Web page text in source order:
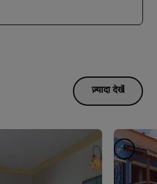
ज़्यादा देखें